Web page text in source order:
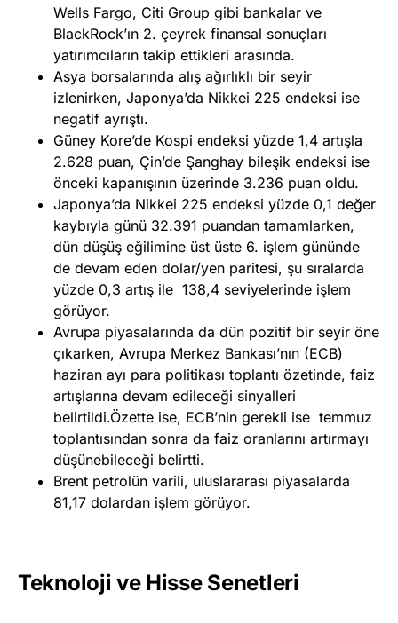
Wells Fargo, Citi Group gibi bankalar ve
BlackRock’ın 2. çeyrek finansal sonuçları
yatırımcıların takip ettikleri arasında.
Asya borsalarında alış ağırlıklı bir seyir
izlenirken, Japonya’da Nikkei 225 endeksi ise
negatif ayrıştı.
Güney Kore’de Kospi endeksi yüzde 1,4 artışla
2.628 puan, Çin’de Şanghay bileşik endeksi ise
önceki kapanışının üzerinde 3.236 puan oldu.
Japonya’da Nikkei 225 endeksi yüzde 0,1 değer
kaybıyla günü 32.391 puandan tamamlarken,
dün düşüş eğilimine üst üste 6. işlem gününde
de devam eden dolar/yen paritesi, şu sıralarda
yüzde 0,3 artış ile 138,4 seviyelerinde işlem
görüyor.
Avrupa piyasalarında da dün pozitif bir seyir öne
çıkarken, Avrupa Merkez Bankası’nın (ECB)
haziran ayı para politikası toplantı özetinde, faiz
artışlarına devam edileceği sinyalleri
belirtildi.Özette ise, ECB’nin gerekli ise temmuz
toplantısından sonra da faiz oranlarını artırmayı
düşünebileceği belirtti.
Brent petrolün varili, uluslararası piyasalarda
81,17 dolardan işlem görüyor.
Teknoloji ve Hisse Senetleri